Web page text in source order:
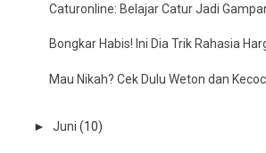
Caturonline: Belajar Catur Jadi
Bongkar Habis! Ini Dia Trik Rahasia
Mau Nikah? Cek Dulu Weton dan
► Juni (10)